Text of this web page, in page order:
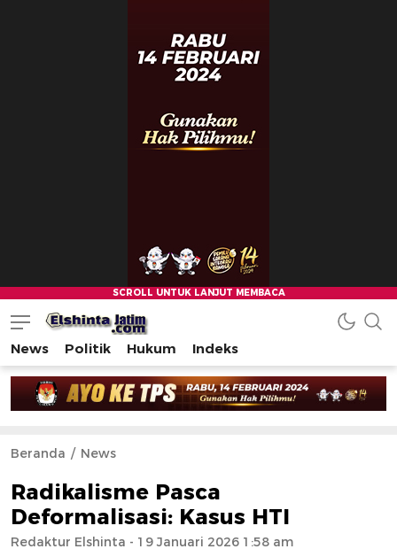
News Politik Hukum Indeks
Beranda News
Radikalisme Pasca
Deformalisasi: Kasus HTI
Redaktur Elshinta - 19 Januari 2026 1:58 am